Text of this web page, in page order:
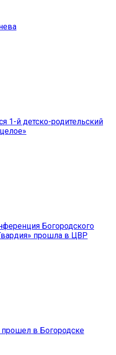
1-й детско-родительский
Богородского
прошла в ЦВР
в Богородске